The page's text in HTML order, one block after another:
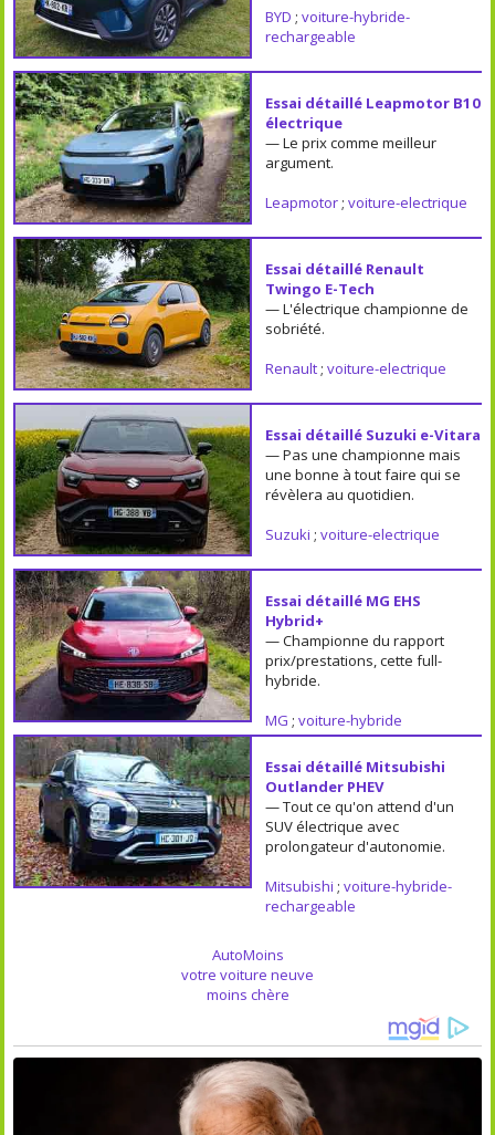
BYD ; voiture-hybride-
rechargeable
Essai détaillé Leapmotor B10
électrique
— Le prix comme meilleur
argument.
Leapmotor; voiture-electrique
Essai détaillé Renault
Twingo E-Tech
— L'électrique championne de
sobriété.
Renault; voiture-electrique
Essai détaillé Suzuki e-Vitara
— Pas une championne mais
une bonne à tout faire qui se
révèlera au quotidien.
Suzuki ; voiture-electrique
Essai détaillé MG EHS
Hybrid+
— Championne du rapport
prix/prestations, cette full-
hybride.
MG ; voiture-hybride
Essai détaillé Mitsubishi
Outlander PHEV
— Tout ce qu'on attend d'un
SUV électrique avec
prolongateur d'autonomie.
Mitsubishi ; voiture-hybride-
rechargeable
AutoMoins
votre voiture neuve
moins chère